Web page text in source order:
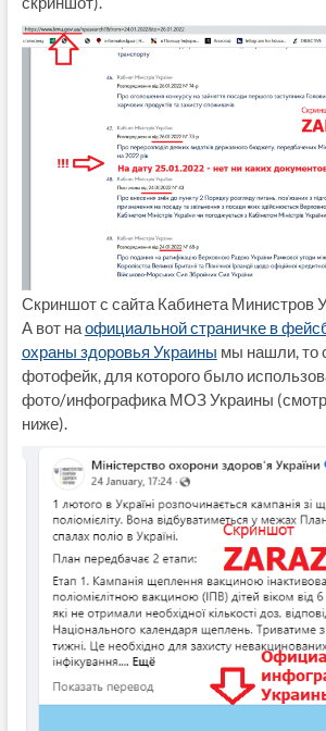
Скриншот с сайта Кабинета Министров
А вот наофициальной страничке в
охраны здоровья Украины мы нашли, то
фотофейк, для которого было
фото/инфографика МОЗ Украины
ниже).